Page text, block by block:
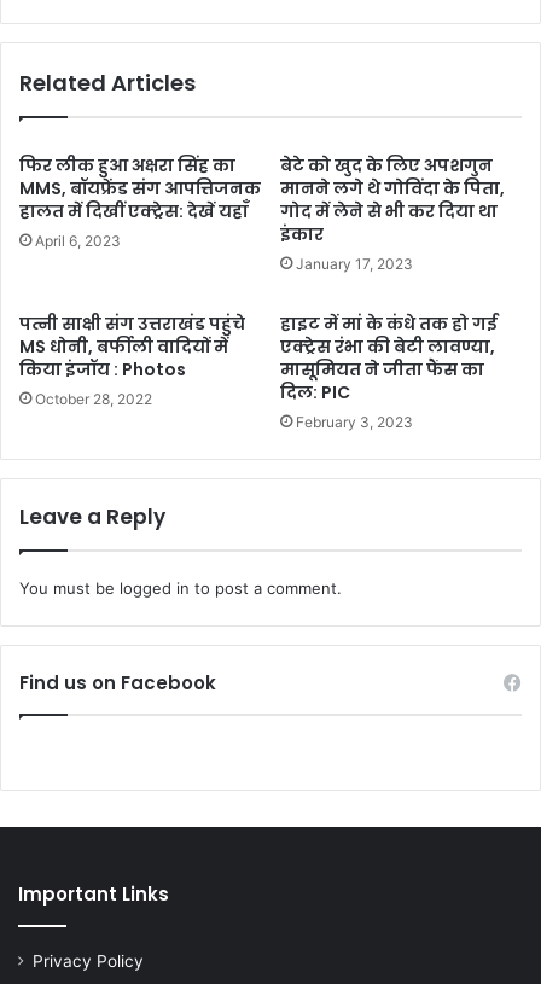
Related Articles
फिर लीक हुआ अक्षरा सिंह का
MMS, बॉयफ्रेंड संग आपत्तिजनक
हालत में दिखीं एक्ट्रेस: देखें यहाँ
April 6, 2023
बेटे को खुद के लिए अपशगुन
मानने लगे थे गोविंदा के पिता,
गोद में लेने से भी कर दिया था
इंकार
January 17, 2023
पत्नी साक्षी संग उत्तराखंड पहुंचे
MS धोनी, बर्फीली वादियों में
किया इंजॉय : Photos
October 28, 2022
हाइट में मां के कंधे तक हो गई
एक्ट्रेस रंभा की बेटी लावण्या,
मासूमियत ने जीता फैंस का
दिल: PIC
February 3, 2023
Leave a Reply
You must be logged in to post a comment.
Find us on Facebook
Important Links
Privacy Policy